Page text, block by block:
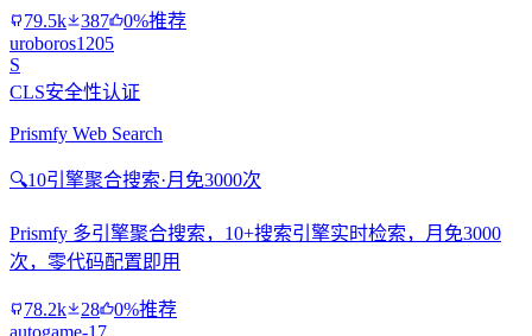
79.5k 387
0%推荐
uroboros1205
S
CLS安全性认证
Prismfy Web Search
🔍10引擎聚合搜索·月免3000次
Prismfy 多引擎聚合搜索，10+搜索引擎实时检索，月免3000
次，零代码配置即用
78.2k 28
0%推荐
autogame-17